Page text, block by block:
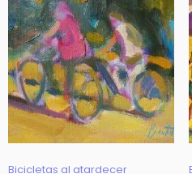
Bicicletas al atardecer